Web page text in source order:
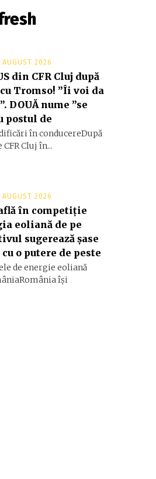
AUGUST 2026
din CFR Cluj după
Tromso! ”Îi voi da
DOUĂ nume ”se
postul de
în conducereDupă
Cluj în...
AUGUST 2026
în competiție
eoliană de pe
sugerează șase
o putere de peste
de energie eoliană
își